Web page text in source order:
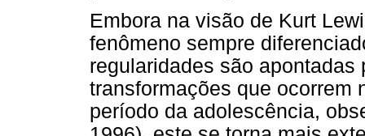
Embora na visão de Kurt
fenômeno sempre
regularidades são
transformações que ocorrem
período da adolescência,